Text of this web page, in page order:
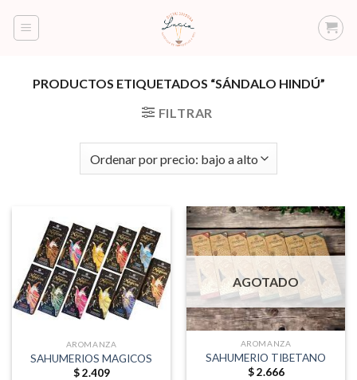
PRODUCTOS ETIQUETADOS “SÁNDALO HINDÚ”
FILTRAR
AROMANZA
SAHUMERIOS MAGICOS
$2.409
AGOTADO
AROMANZA
SAHUMERIO TIBETANO
$2.666